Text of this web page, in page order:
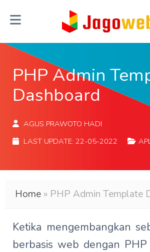
PHP Admin
Dashboard
AGUS PRAWOTO HADI
LAST UPDATE: 22-05-2022
Home » PHP Admin Template
Ketika mengembangkan
berbasis web dengan PHP